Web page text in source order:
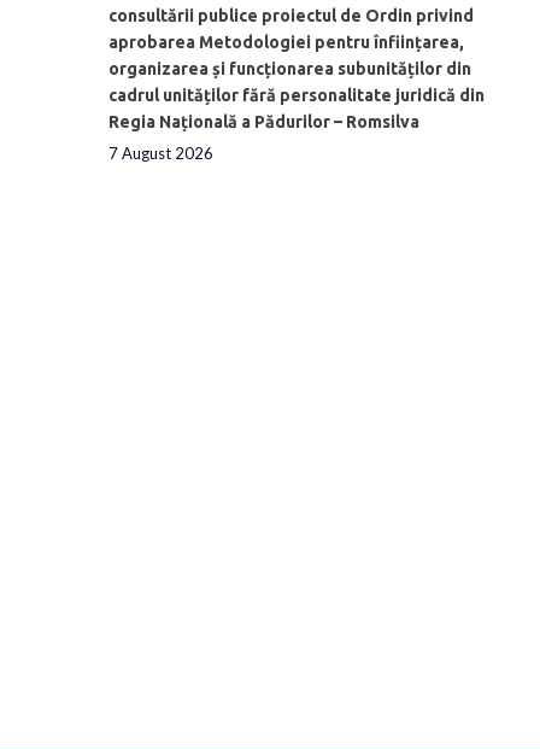
consultării publice proiectul de Ordin privind
aprobarea Metodologiei pentru înființarea,
organizarea și funcționarea subunităților din
cadrul unităților fără personalitate juridică din
Regia Națională a Pădurilor – Romsilva
7 August 2026